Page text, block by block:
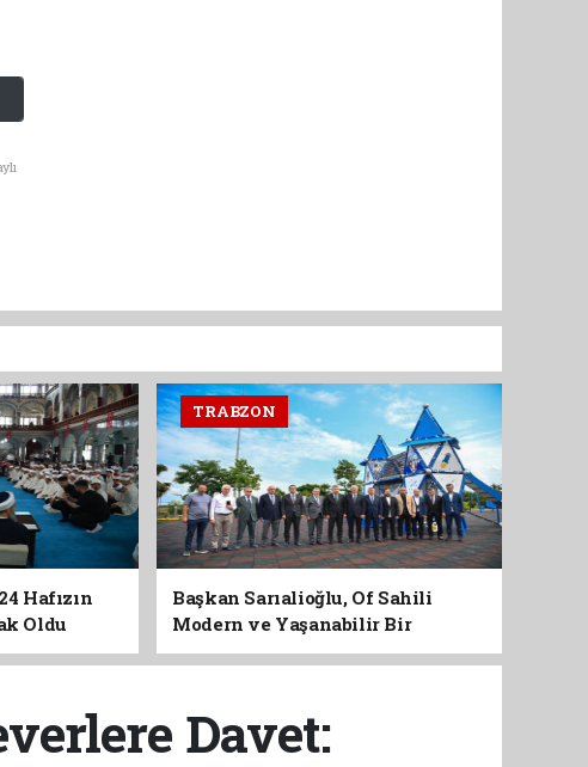
Hafızın
Oldu
TRABZON
Başkan Sarıalioğlu, Of Sahili
Modern ve Yaşanabilir Bir
Kimliğe Kavuşuyor
Davet: